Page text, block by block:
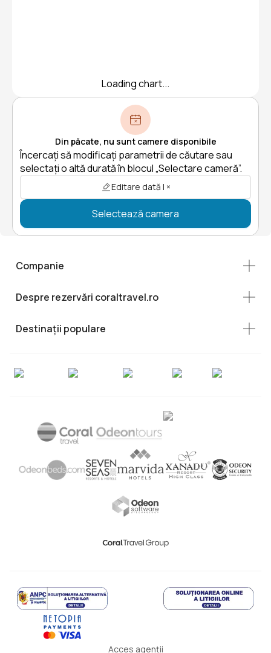
Loading chart...
Din păcate, nu sunt camere disponibile
Încercați să modificați parametrii de căutare sau
selectați o altă durată în blocul „Selectare cameră”.
Editare dată | ×
Selectează camera
Companie
Despre rezervări coraltravel.ro
Destinații populare
Acces agenții